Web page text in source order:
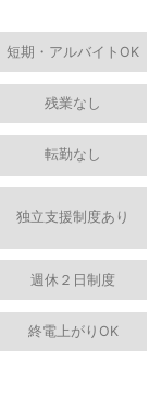
短期・アルバイトOK
残業なし
転勤なし
独立支援制度あり
週休２日制度
終電上がりOK